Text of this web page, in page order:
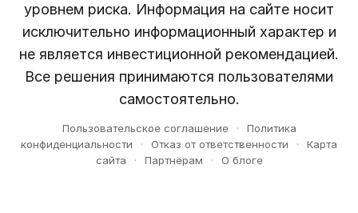
уровнем риска. Информация на сайте носит
исключительно информационный характер и
не является инвестиционной рекомендацией.
Все решения принимаются пользователями
самостоятельно.
Пользовательское соглашение ·
Политика
конфиденциальности
· Отказ от ответственности ·
Карта
сайта
· Партнёрам · О блоге